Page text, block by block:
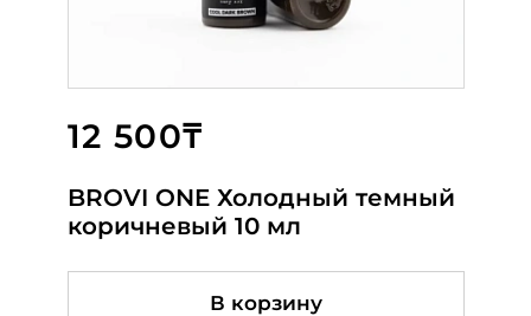
12 500₸
BROVI ONE Холодный темный
коричневый 10 мл
В корзину
3 600₸
Columbus Seafoam
Подробнее
6 000₸
Wine Berry
Подробнее